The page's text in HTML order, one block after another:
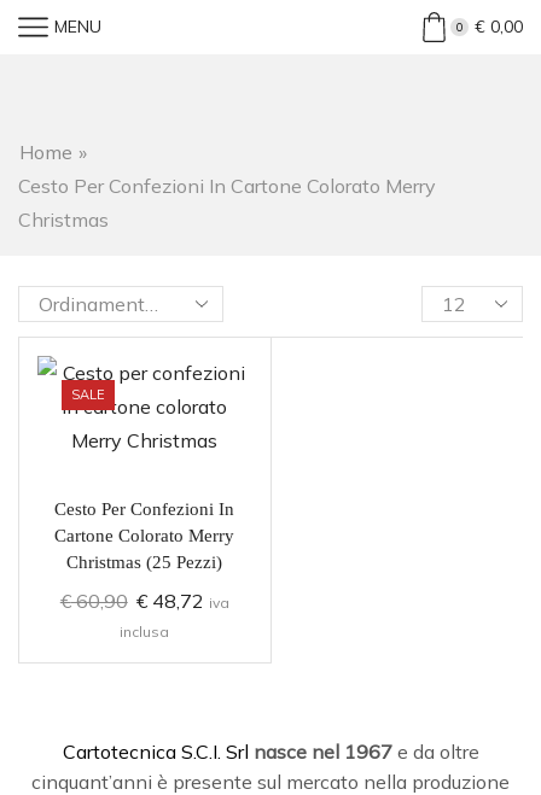
MENU 0 €0,00
Home »
Cesto Per Confezioni In Cartone Colorato Merry
Christmas
SALE
Cesto Per Confezioni In
Cartone Colorato Merry
Christmas (25 Pezzi)
€60,90 €48,72 iva
inclusa
Cartotecnica S.C.I. Srl nasce nel 1967e da oltre
cinquant’anni è presente sul mercato nella produzione